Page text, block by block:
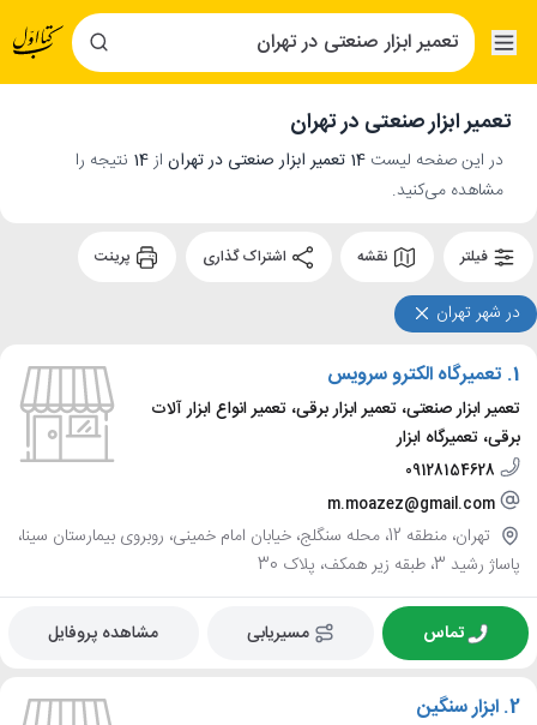
تعمیر ابزار صنعتی در تهران
در این صفحه لیست 14 تعمیر ابزار صنعتی در تهران از14 نتیجه را
مشاهده می‌کنید.
فیلتر نقشه
در شهر تهران
1. تعمیرگاه الکترو سرویس
تعمیر ابزار صنعتی، تعمیر ابزار برقی، تعمیر انواع ابزار آلات
برقی، تعمیرگاه ابزار
09128154628
m.moazez@gmail.com
تهران، منطقه 12، محله سنگلج، خیابان امام خمینی، روبروی بیمارستان سینا،
پاساژ رشید 3، طبقه زیر همکف، پلاک 30
تماس مسیریابی مشاهده پروفایل
2. ابزار سنگین